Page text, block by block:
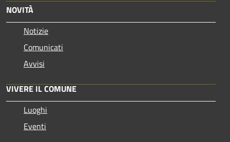
NOVITÀ
Notizie
Comunicati
Avvisi
VIVERE IL COMUNE
Luoghi
Eventi